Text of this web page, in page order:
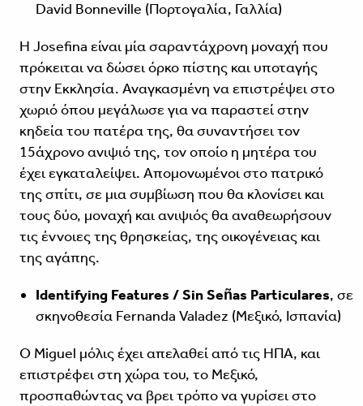
David Bonneville (Πορτογαλία, Γαλλία)
Η Josefina είναι μία σαραντάχρονη μοναχή που
πρόκειται να δώσει όρκο πίστης και υποταγής
στην Εκκλησία. Αναγκασμένη να επιστρέψει στο
χωριό όπου μεγάλωσε για να παραστεί στην
κηδεία του πατέρα της, θα συναντήσει τον
15άχρονο ανιψιό της, τον οποίο η μητέρα του
έχει εγκαταλείψει. Απομονωμένοι στο πατρικό
της σπίτι, σε μια συμβίωση που θα κλονίσει και
τους δύο, μοναχή και ανιψιός θα αναθεωρήσουν
τις έννοιες της θρησκείας, της οικογένειας και
της αγάπης.
Identifying Features / Sin Señas Particulares, σε
σκηνοθεσία Fernanda Valadez (Μεξικό, Ισπανία)
Ο Miguel μόλις έχει απελαθεί από τις ΗΠΑ, και
επιστρέφει στη χώρα του, το Μεξικό,
προσπαθώντας να βρει τρόπο να γυρίσει στο